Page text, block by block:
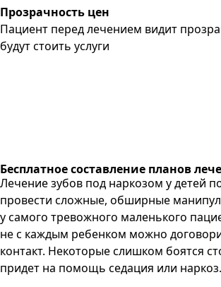
Прозрачность цен
Пациент перед лечением видит
будут стоить услуги
Бесплатное составление планов
Лечение зубов под наркозом у детей
провести сложные, обширные
у самого тревожного маленького
не с каждым ребенком можно
контакт. Некоторые слишком боятся
придет на помощь седация или наркоз.